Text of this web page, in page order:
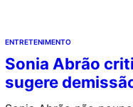
ENTRETENIMENTO
Sonia Abrão
sugere